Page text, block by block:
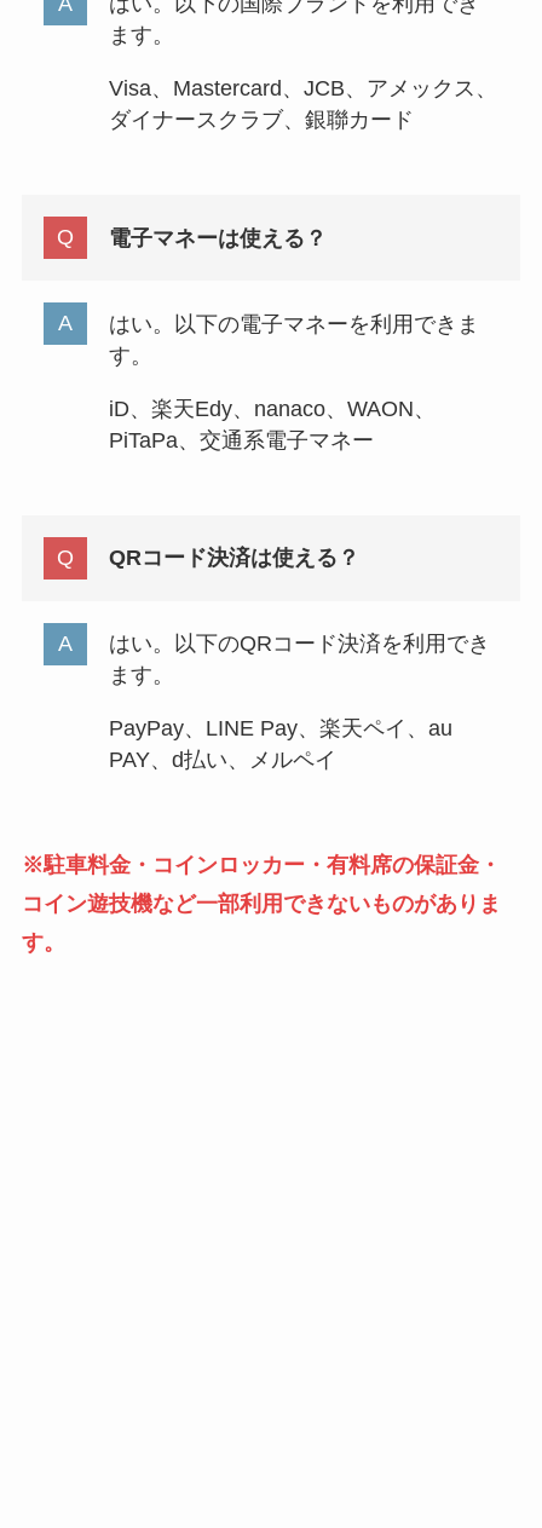
ます。
Visa、Mastercard、JCB、アメックス、
ダイナースクラブ、銀聯カード
電子マネーは使える？
はい。以下の電子マネーを利用できま
す。
iD、楽天Edy、nanaco、WAON、
PiTaPa、交通系電子マネー
QRコード決済は使える？
はい。以下のQRコード決済を利用でき
ます。
PayPay、LINE Pay、楽天ペイ、au
PAY、d払い、メルペイ
※駐車料金・コインロッカー・有料席の保証金・
コイン遊技機など一部利用できないものがありま
す。